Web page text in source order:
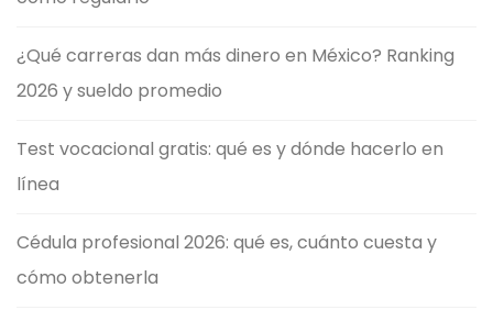
¿Qué carreras dan más dinero en México? Ranking
2026 y sueldo promedio
Test vocacional gratis: qué es y dónde hacerlo en
línea
Cédula profesional 2026: qué es, cuánto cuesta y
cómo obtenerla